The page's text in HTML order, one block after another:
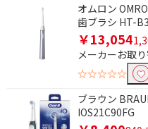
オムロン
歯ブラシ HT-
￥13,054
メーカーお取
☆☆☆☆☆
ブラウン
IOS21C90FG
本体丸洗いで絞
丸洗い可能
対応電圧で絞り込
AC100V-110V